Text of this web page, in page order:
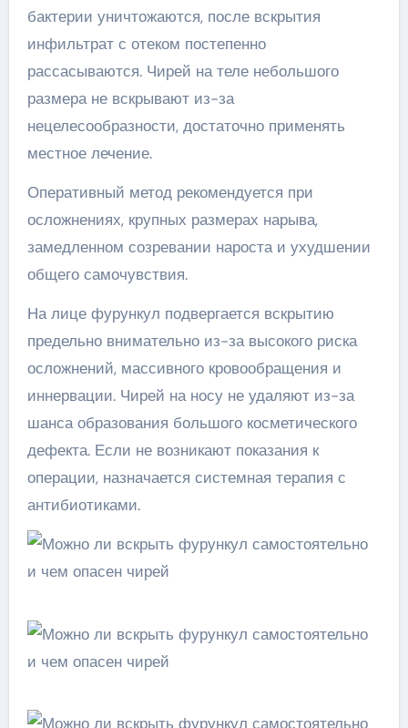
бактерии уничтожаются, после вскрытия
инфильтрат с отеком постепенно
рассасываются. Чирей на теле небольшого
размера не вскрывают из-за
нецелесообразности, достаточно применять
местное лечение.
Оперативный метод рекомендуется при
осложнениях, крупных размерах нарыва,
замедленном созревании нароста и ухудшении
общего самочувствия.
На лице фурункул подвергается вскрытию
предельно внимательно из-за высокого риска
осложнений, массивного кровообращения и
иннервации. Чирей на носу не удаляют из-за
шанса образования большого косметического
дефекта. Если не возникают показания к
операции, назначается системная терапия с
антибиотиками.